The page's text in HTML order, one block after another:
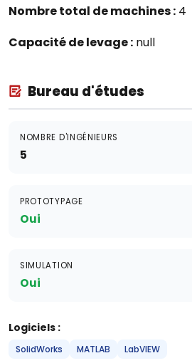
Nombre total de machines : 4
Capacité de levage : null
Bureau d'études
NOMBRE D'INGÉNIEURS
5
PROTOTYPAGE
Oui
SIMULATION
Oui
Logiciels :
SolidWorks MATLAB LabVIEW